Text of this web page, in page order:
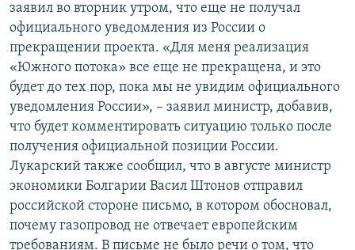
заявил во вторник утром, что еще не получал
официального уведомления из России о
прекращении проекта. «Для меня реализация
«Южного потока» все еще не прекращена, и это
будет до тех пор, пока мы не увидим официального
уведомления России», – заявил министр, добавив,
что будет комментировать ситуацию только после
получения официальной позиции России.
Лукарский также сообщил, что в августе министр
экономики Болгарии Васил Штонов отправил
российской стороне письмо, в котором обосновал,
почему газопровод не отвечает европейским
требованиям. В письме не было речи о том, что